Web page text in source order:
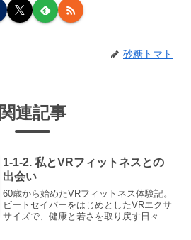
砂糖トマト
関連記事
1-1-2. 私とVRフィットネスとの
出会い
60歳から始めたVRフィットネス体験記。
ビートセイバーをはじめとしたVRエクサ
サイズで、健康と若さを取り戻す日々を